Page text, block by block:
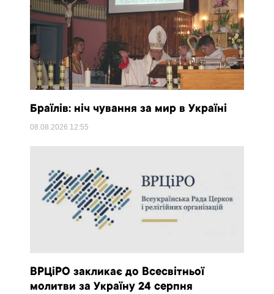
Браїлів: ніч чування за мир в Україні
08.08.2026 12:55
ВРЦіРО закликає до Всесвітньої
молитви за Україну 24 серпня